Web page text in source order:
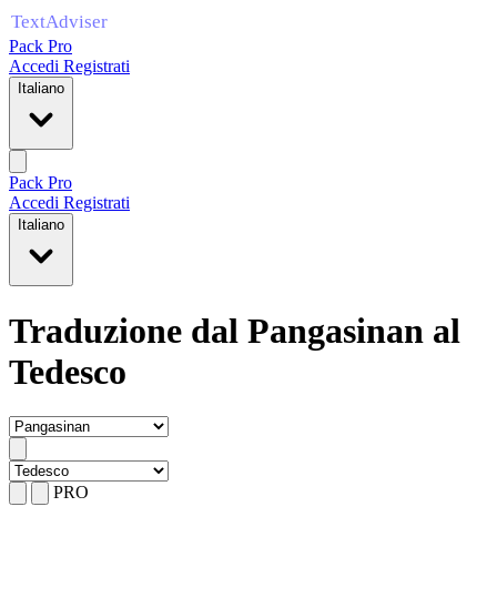
Pack Pro
Accedi Registrati
Italiano
Pack Pro
Accedi Registrati
Italiano
Traduzione dal Pangasinan al
Tedesco
PRO